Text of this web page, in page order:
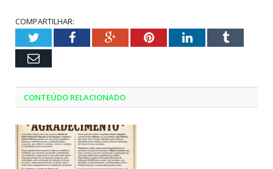
COMPARTILHAR:
TwitterFacebookGoogle+PinterestLinkedInTumblr
Email
CONTEÚDO RELACIONADO